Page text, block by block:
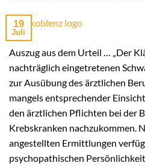
19
Juli
Auszug aus dem Urteil … „Der
nachträglich eingetretenen
zur Ausübung des ärztlichen
mangels entsprechender
den ärztlichen Pflichten bei der
Krebskranken nachzukommen.
angestellten Ermittlungen
psychopathischen